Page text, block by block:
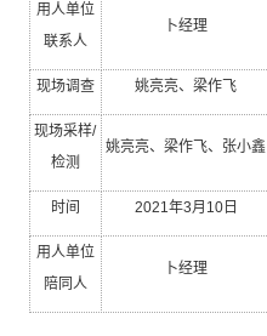
用人单位
联系人
卜经理
现场调查 姚亮亮、梁作飞
现场采样/
检测
姚亮亮、梁作飞、张小鑫
时间 2021年3月 10日
用人单位
陪同人
卜经理